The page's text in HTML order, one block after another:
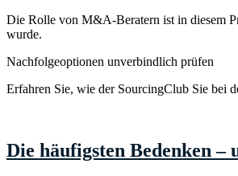
Die Rolle von M&A-Beratern ist in diesem
wurde.
Nachfolgeoptionen unverbindlich prüfen
Erfahren Sie, wie der SourcingClub Sie bei
Die häufigsten Bedenken –